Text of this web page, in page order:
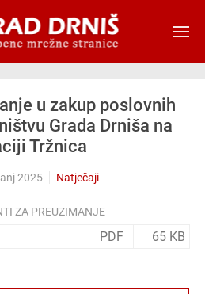
u zakup poslovnih
Grada Drniša na
Tržnica
2025 Natječaji
ZA PREUZIMANJE
PDF 65 KB